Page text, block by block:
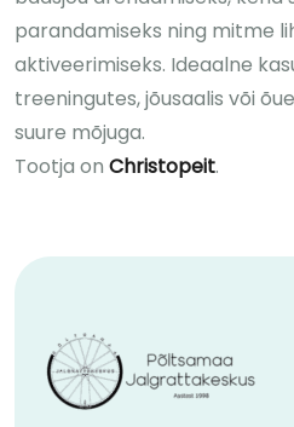
parandamiseks ning mitme
aktiveerimiseks. Ideaalne
treeningutes, jõusaalis või
suure mõjuga.
Tootja on Christopeit.